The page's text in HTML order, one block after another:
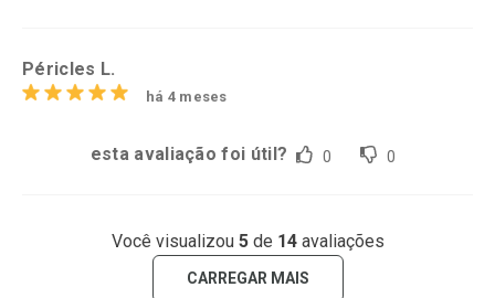
Péricles L.
há 4 meses
esta avaliação foi útil? 0 0
Você visualizou 5de 14avaliações
CARREGAR MAIS